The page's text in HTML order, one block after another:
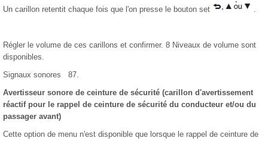
Un carillon retentit chaque fois que l'on presse le bouton set .
Régler le volume de ces carillons et confirmer. 8 Niveaux de volume sont
disponibles.
Signaux sonores 87.
Avertisseur sonore de ceinture de sécurité (carillon d'avertissement
réactif pour le rappel de ceinture de sécurité du conducteur et/ou du
passager avant)
Cette option de menu n'est disponible que lorsque le rappel de ceinture de